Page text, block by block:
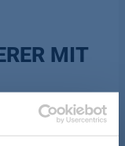
MIT